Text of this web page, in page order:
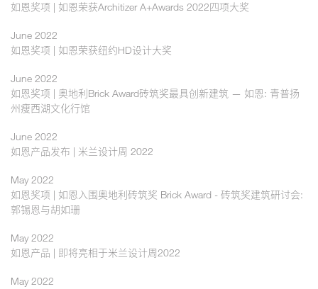
如恩奖项 | 如恩荣获Architizer A+Awards 2022四项大奖
June 2022
如恩奖项 | 如恩荣获纽约HD设计大奖
June 2022
如恩奖项 | 奥地利Brick Award砖筑奖最具创新建筑 — 如恩: 青普扬
州瘦西湖文化行馆
June 2022
如恩产品发布 | 米兰设计周 2022
May 2022
如恩奖项 | 如恩入围奥地利砖筑奖 Brick Award - 砖筑奖建筑研讨会:
郭锡恩与胡如珊
May 2022
如恩产品 | 即将亮相于米兰设计周2022
May 2022